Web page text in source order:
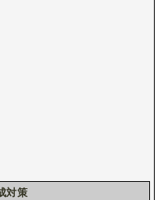
対策